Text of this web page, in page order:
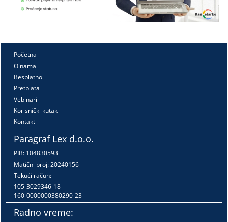
Početna
O nama
Besplatno
Pretplata
Vebinari
Korisnički kutak
Kontakt
Paragraf Lex d.o.o.
PIB: 104830593
Matični broj: 20240156
Tekući račun:
105-3029346-18
160-0000000380290-23
Radno vreme: